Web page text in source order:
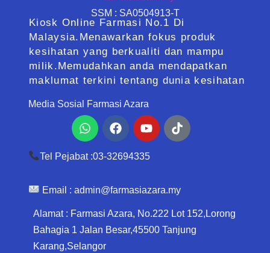
SSM : SA0504913-T
Kiosk Online Farmasi No.1 Di
Malaysia.Menawarkan fokus produk
kesihatan yang berkualiti dan mampu
milik.Memudahkan anda mendapatkan
maklumat terkini tentang dunia kesihatan
Media Sosial Farmasi Azara
WhatsappFacebookYoutubeTiktok
Tel Pejabat :03-32694335
Email : admin@farmasiazara.my
Alamat : Farmasi Azara, No.222 Lot 152,Lorong
Bahagia 1 Jalan Besar,45500 Tanjung
Karang,Selangor